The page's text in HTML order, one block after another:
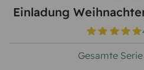
Einladung
Gesamte